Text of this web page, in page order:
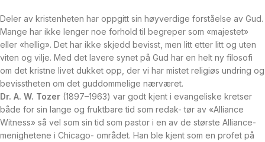
Deler av kristenheten har oppgitt sin høyverdige forståelse av Gud.
Mange har ikke lenger noe forhold til begreper som «majestet»
eller «hellig». Det har ikke skjedd bevisst, men litt etter litt og uten
viten og vilje. Med det lavere synet på Gud har en helt ny filosofi
om det kristne livet dukket opp, der vi har mistet religiøs undring og
bevisstheten om det guddommelige nærværet.
Dr. A. W. Tozer (1897–1963) var godt kjent i evangeliske kretser
både for sin lange og fruktbare tid som redak- tør av «Alliance
Witness» så vel som sin tid som pastor i en av de største Alliance-
menighetene i Chicago- området. Han ble kjent som en profet på